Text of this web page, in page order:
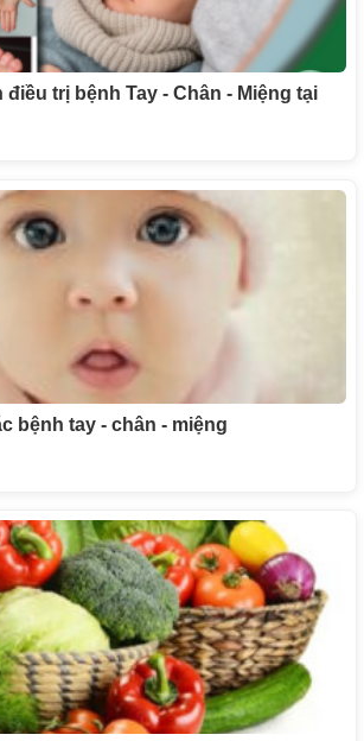
trị bệnh Tay - Chân - Miệng tại
bệnh tay - chân - miệng